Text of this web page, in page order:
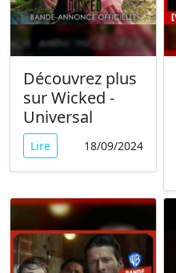
Découvrez plus
sur Wicked -
Universal
Lire 18/09/2024